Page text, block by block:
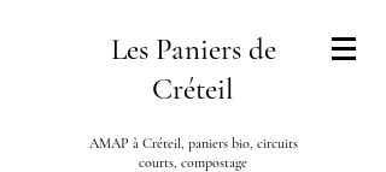
Les Paniers de
Créteil
AMAP à Créteil, paniers bio, circuits
courts, compostage